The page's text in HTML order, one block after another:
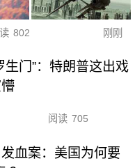
802 刚刚
生门”：特朗普这出戏
阅读 705
血案：美国为何要